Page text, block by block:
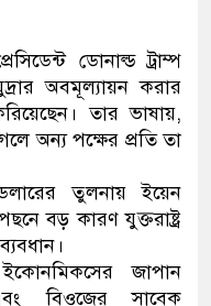
ডোনাল্ড ট্রাম্প
অবমূল্যায়ন করার
তার ভাষায়,
অন্য পক্ষের প্রতি তা
তুলনায় ইয়েন
বড় কারণ যুক্তরাষ্ট্র
জাপান
বিওজের সাবেক